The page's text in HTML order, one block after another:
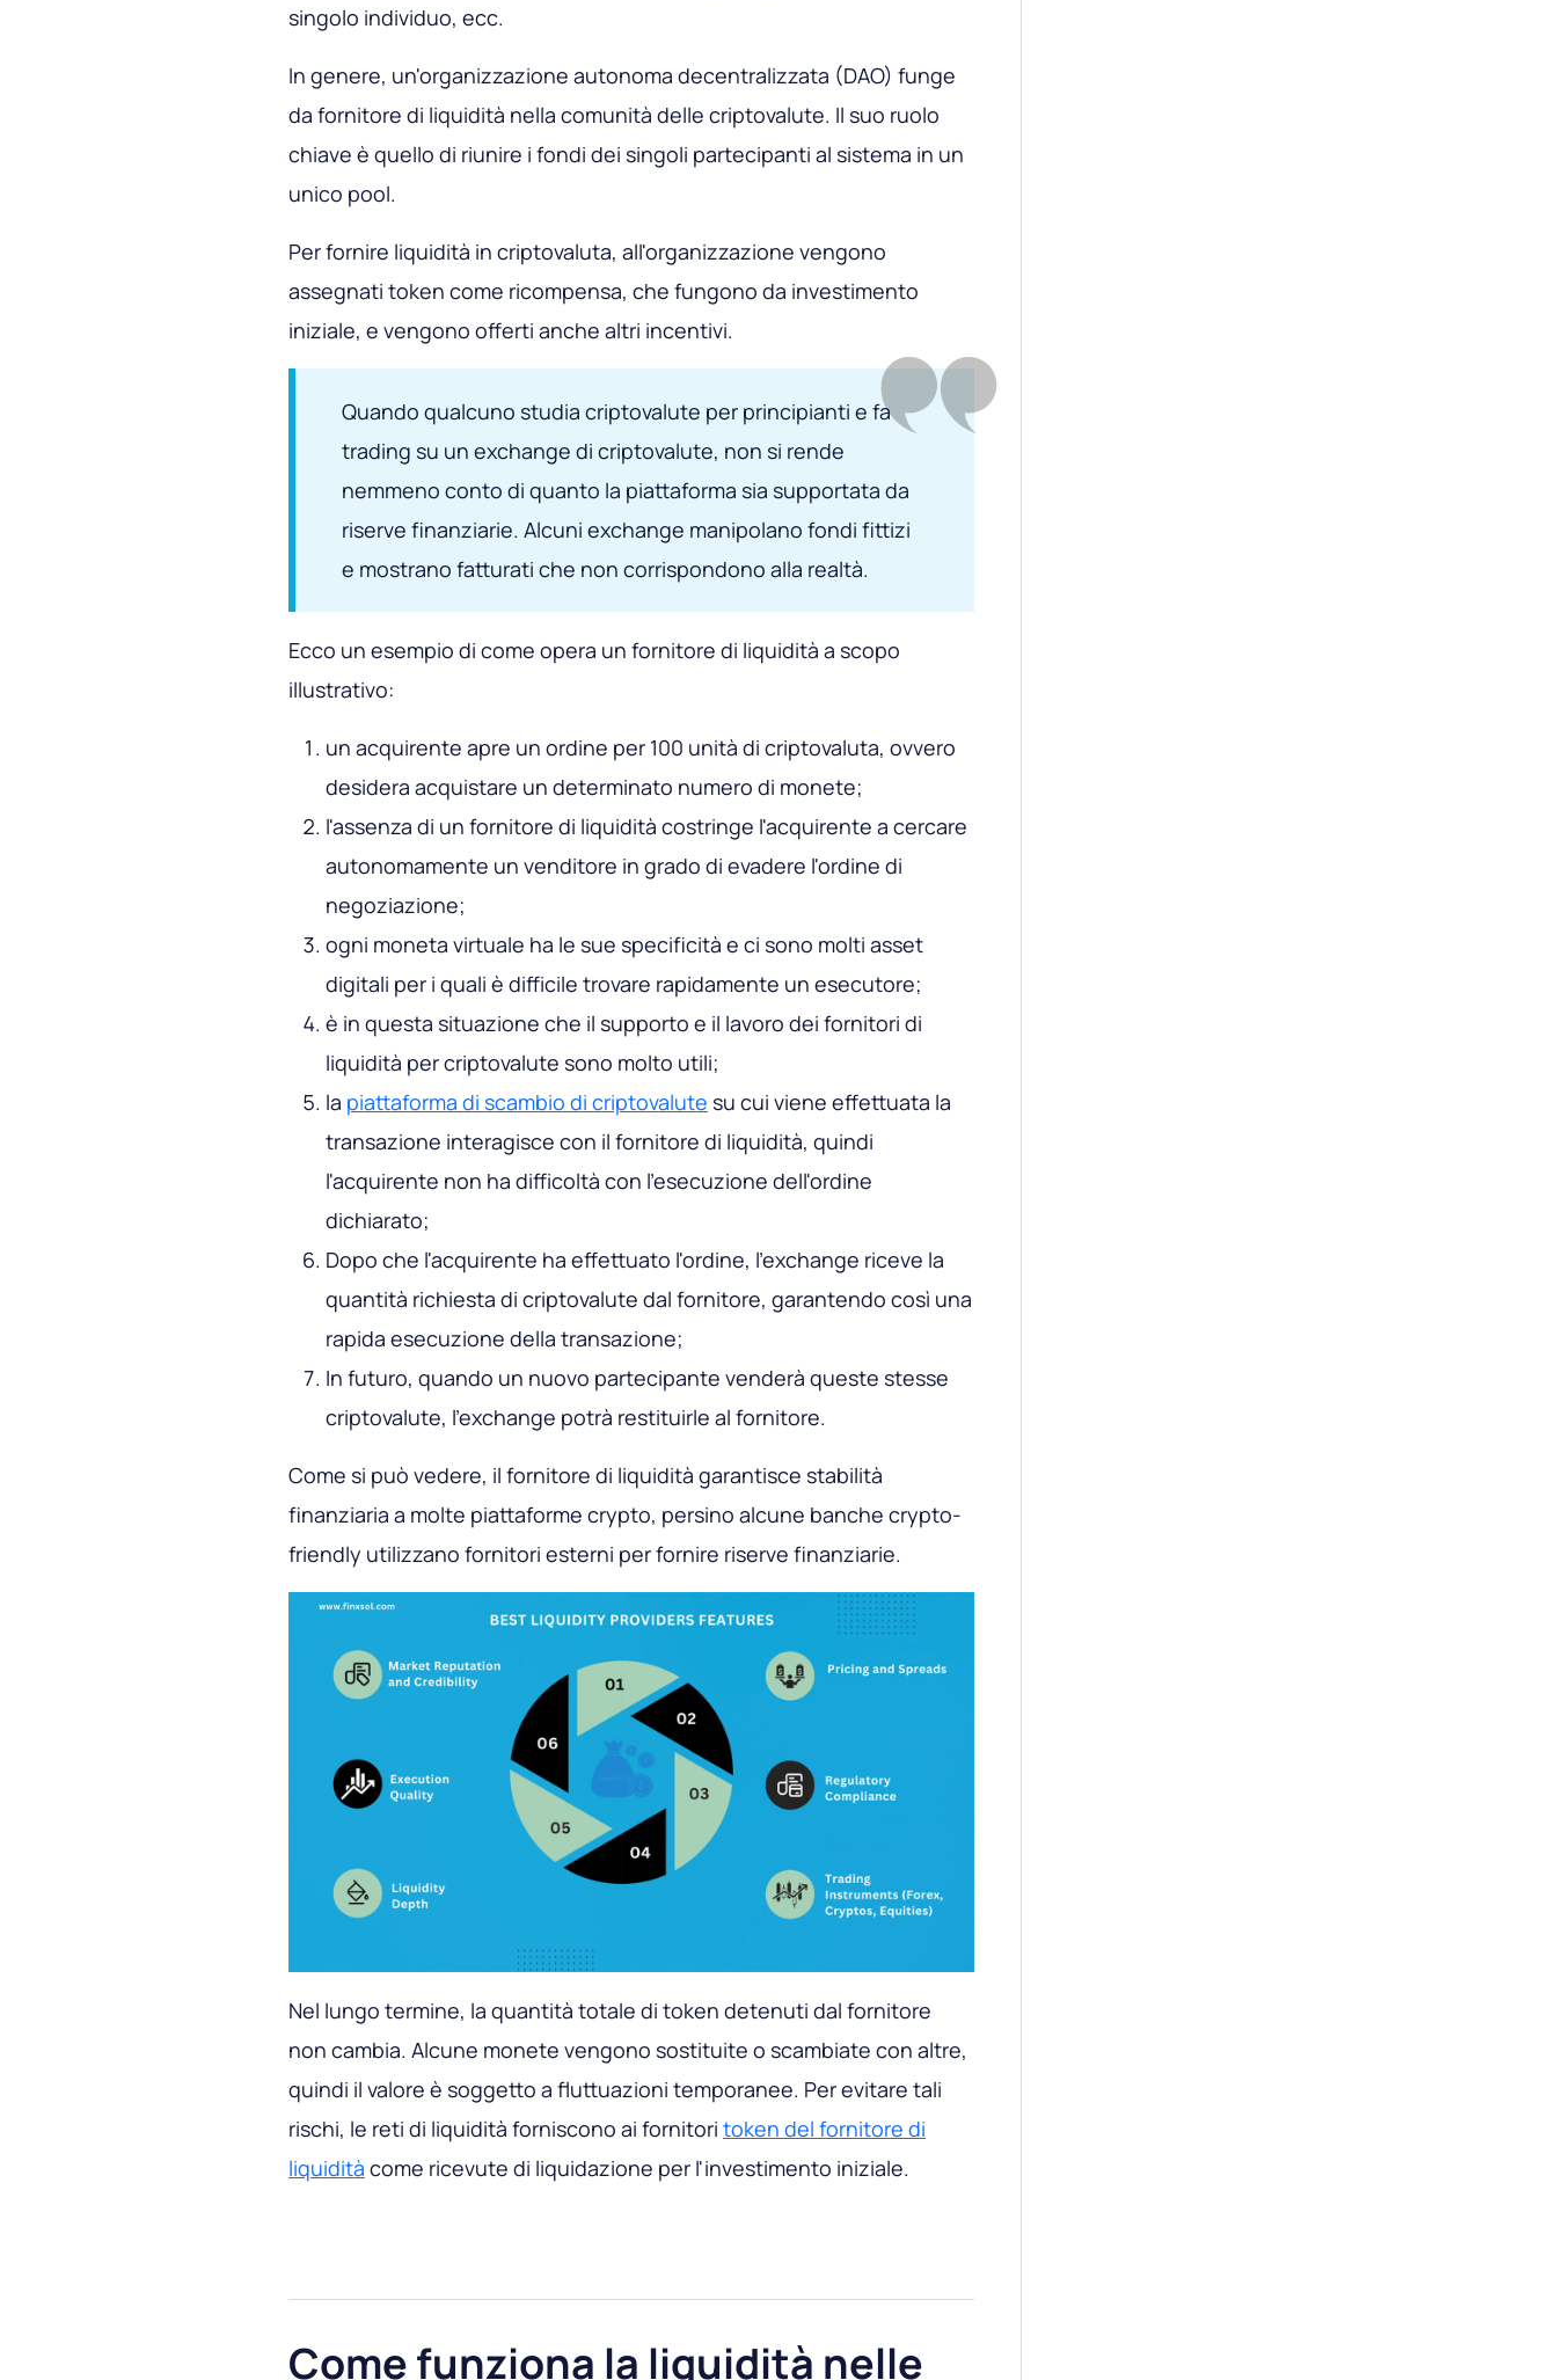
singolo individuo, ecc.
In genere, un'organizzazione autonoma decentralizzata (DAO) funge
da fornitore di liquidità nella comunità delle criptovalute. Il suo ruolo
chiave è quello di riunire i fondi dei singoli partecipanti al sistema in un
unico pool.
Per fornire liquidità in criptovaluta, all'organizzazione vengono
assegnati token come ricompensa, che fungono da investimento
iniziale, e vengono offerti anche altri incentivi.
Quando qualcuno studia criptovalute per principianti e fa
trading su un exchange di criptovalute, non si rende
nemmeno conto di quanto la piattaforma sia supportata da
riserve finanziarie. Alcuni exchange manipolano fondi fittizi
e mostrano fatturati che non corrispondono alla realtà.
Ecco un esempio di come opera un fornitore di liquidità a scopo
illustrativo:
un acquirente apre un ordine per 100 unità di criptovaluta, ovvero
desidera acquistare un determinato numero di monete;
l'assenza di un fornitore di liquidità costringe l'acquirente a cercare
autonomamente un venditore in grado di evadere l'ordine di
negoziazione;
ogni moneta virtuale ha le sue specificità e ci sono molti asset
digitali per i quali è difficile trovare rapidamente un esecutore;
è in questa situazione che il supporto e il lavoro dei fornitori di
liquidità per criptovalute sono molto utili;
la piattaforma di scambio di criptovalute su cui viene effettuata la
transazione interagisce con il fornitore di liquidità, quindi
l'acquirente non ha difficoltà con l'esecuzione dell'ordine
dichiarato;
Dopo che l'acquirente ha effettuato l'ordine, l'exchange riceve la
quantità richiesta di criptovalute dal fornitore, garantendo così una
rapida esecuzione della transazione;
In futuro, quando un nuovo partecipante venderà queste stesse
criptovalute, l'exchange potrà restituirle al fornitore.
Come si può vedere, il fornitore di liquidità garantisce stabilità
finanziaria a molte piattaforme crypto, persino alcune banche crypto-
friendly utilizzano fornitori esterni per fornire riserve finanziarie.
Nel lungo termine, la quantità totale di token detenuti dal fornitore
non cambia. Alcune monete vengono sostituite o scambiate con altre,
quindi il valore è soggetto a fluttuazioni temporanee. Per evitare tali
rischi, le reti di liquidità forniscono ai fornitori token del fornitore di
liquidità come ricevute di liquidazione per l'investimento iniziale.
Come funziona la liquidità nelle